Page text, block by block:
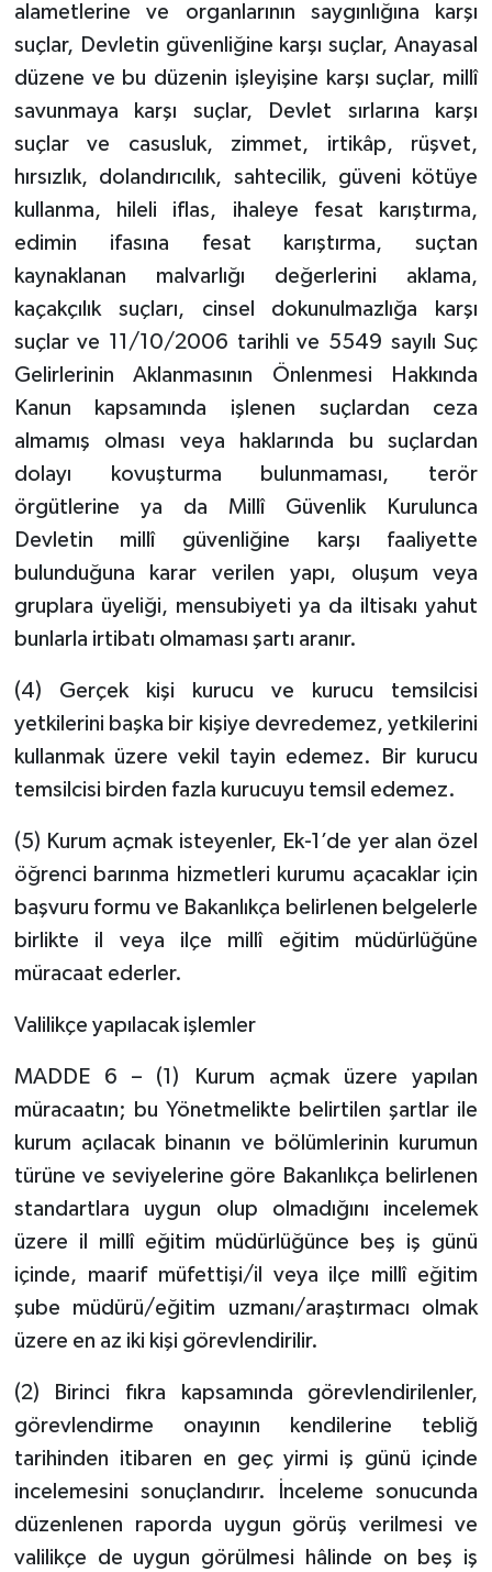
alametlerine ve organlarının saygınlığına karşı
suçlar, Devletin güvenliğine karşı suçlar, Anayasal
düzene ve bu düzenin işleyişine karşı suçlar, millî
savunmaya karşı suçlar, Devlet sırlarına karşı
suçlar ve casusluk, zimmet, irtikâp, rüşvet,
hırsızlık, dolandırıcılık, sahtecilik, güveni kötüye
kullanma, hileli iflas, ihaleye fesat karıştırma,
edimin ifasına fesat karıştırma, suçtan
kaynaklanan malvarlığı değerlerini aklama,
kaçakçılık suçları, cinsel dokunulmazlığa karşı
suçlar ve 11/10/2006 tarihli ve 5549 sayılı Suç
Gelirlerinin Aklanmasının Önlenmesi Hakkında
Kanun kapsamında işlenen suçlardan ceza
almamış olması veya haklarında bu suçlardan
dolayı kovuşturma bulunmaması, terör
örgütlerine ya da Millî Güvenlik Kurulunca
Devletin millî güvenliğine karşı faaliyette
bulunduğuna karar verilen yapı, oluşum veya
gruplara üyeliği, mensubiyeti ya da iltisakı yahut
bunlarla irtibatı olmaması şartı aranır.
(4) Gerçek kişi kurucu ve kurucu temsilcisi
yetkilerini başka bir kişiye devredemez, yetkilerini
kullanmak üzere vekil tayin edemez. Bir kurucu
temsilcisi birden fazla kurucuyu temsil edemez.
(5) Kurum açmak isteyenler, Ek-1’de yer alan özel
öğrenci barınma hizmetleri kurumu açacaklar için
başvuru formu ve Bakanlıkça belirlenen belgelerle
birlikte il veya ilçe millî eğitim müdürlüğüne
müracaat ederler.
Valilikçe yapılacak işlemler
MADDE 6 – (1) Kurum açmak üzere yapılan
müracaatın; bu Yönetmelikte belirtilen şartlar ile
kurum açılacak binanın ve bölümlerinin kurumun
türüne ve seviyelerine göre Bakanlıkça belirlenen
standartlara uygun olup olmadığını incelemek
üzere il millî eğitim müdürlüğünce beş iş günü
içinde, maarif müfettişi/il veya ilçe millî eğitim
şube müdürü/eğitim uzmanı/araştırmacı olmak
üzere en az iki kişi görevlendirilir.
(2) Birinci fıkra kapsamında görevlendirilenler,
görevlendirme onayının kendilerine tebliğ
tarihinden itibaren en geç yirmi iş günü içinde
incelemesini sonuçlandırır. İnceleme sonucunda
düzenlenen raporda uygun görüş verilmesi ve
valilikçe de uygun görülmesi hâlinde on beş iş